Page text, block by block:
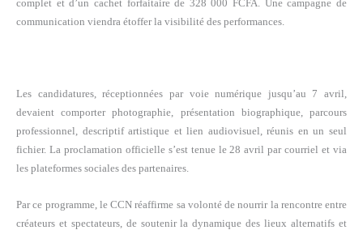
complet et d’un cachet forfaitaire de 328 000 FCFA. Une campagne de
communication viendra étoffer la visibilité des performances.
Les candidatures, réceptionnées par voie numérique jusqu’au 7 avril,
devaient comporter photographie, présentation biographique, parcours
professionnel, descriptif artistique et lien audiovisuel, réunis en un seul
fichier. La proclamation officielle s’est tenue le 28 avril par courriel et via
les plateformes sociales des partenaires.
Par ce programme, le CCN réaffirme sa volonté de nourrir la rencontre entre
créateurs et spectateurs, de soutenir la dynamique des lieux alternatifs et